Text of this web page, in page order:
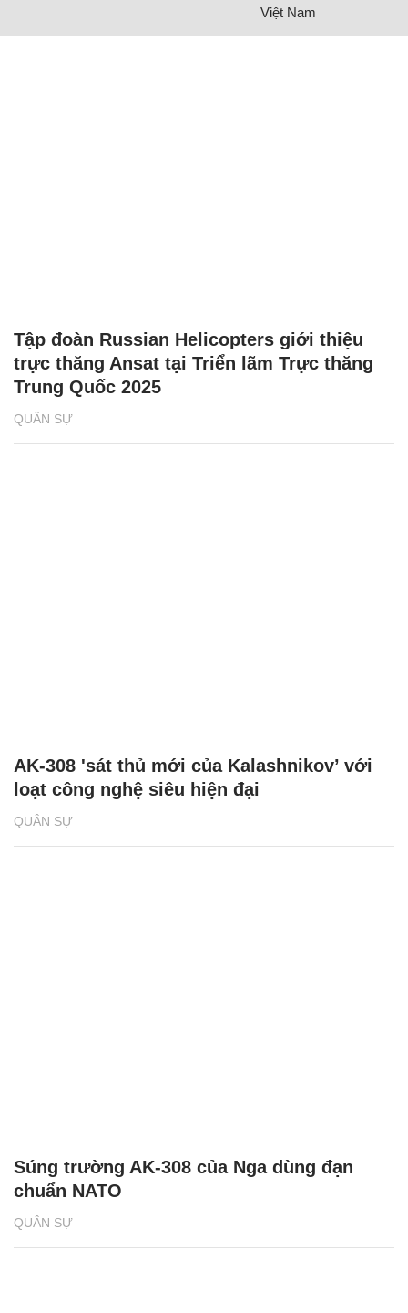
Việt Nam
QUÂN SỰ
Tập đoàn Russian Helicopters giới thiệu
trực thăng Ansat tại Triển lãm Trực thăng
Trung Quốc 2025
QUÂN SỰ
AK-308 'sát thủ mới của Kalashnikov’ với
loạt công nghệ siêu hiện đại
QUÂN SỰ
Súng trường AK-308 của Nga dùng đạn
chuẩn NATO